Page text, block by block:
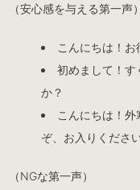
（安心感を与える第一声）
こんにちは！お
初めまして！す
か？
こんにちは！
ぞ、お入りくださ
（NGな第一声）